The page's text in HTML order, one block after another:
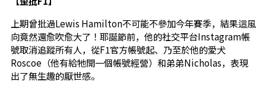
上期曾批過Lewis Hamilton不可能不參加今年賽季，結果這風
向竟然還愈吹愈大了！耶誕節前，他的社交平台Instagram帳
號取消追蹤所有人，從F1官方帳號起、乃至於他的愛犬
Roscoe（他有給牠開一個帳號經營）和弟弟Nicholas，表現
出了無生趣的厭世感。